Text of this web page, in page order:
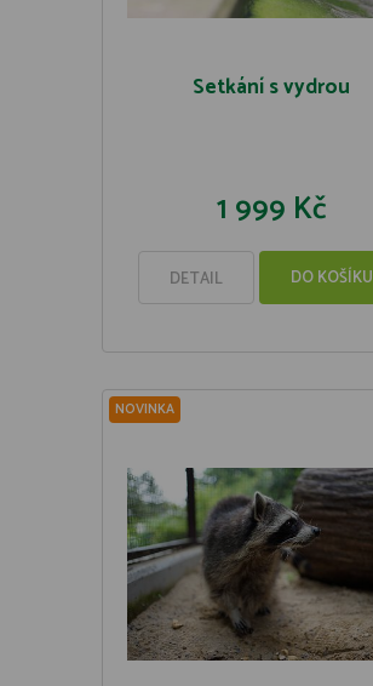
Setkání s vydrou
1 999 Kč
DETAIL DO KOŠÍKU
NOVINKA